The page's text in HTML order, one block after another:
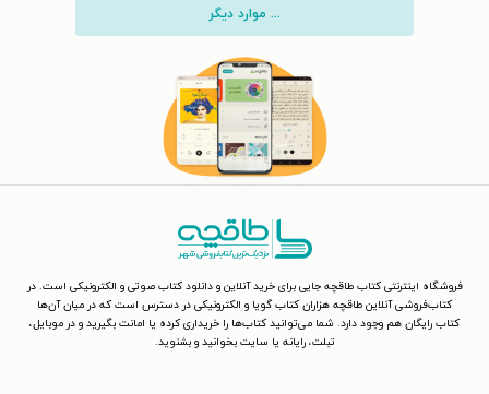
... موارد دیگر
فروشگاه اینترنتی کتاب طاقچه جایی برای خرید آنلاین و دانلود کتاب صوتی و الکترونیکی است. در
کتاب‌فروشی آنلاین طاقچه هزاران کتاب گویا و الکترونیکی در دسترس است که در میان آن‌ها
کتاب رایگان هم وجود دارد. شما می‌توانید کتاب‌ها را خریداری کرده یا امانت بگیرید و در موبایل،
تبلت، رایانه یا سایت بخوانید و بشنوید.